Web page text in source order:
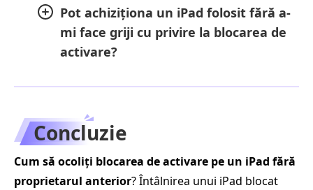
Pot achiziționa un iPad folosit fără a-
mi face griji cu privire la blocarea de
activare?
Concluzie
Cum să ocoliți blocarea de activare pe un iPad fără
proprietarul anterior? Întâlnirea unui iPad blocat